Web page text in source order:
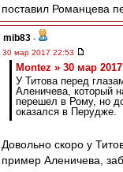
поставил Романцева
mib83 -
30 мар 2017 22:53
Montez » 30 мар
У Титова перед
Аленичева, который
перешел в Рому, но
оказался в Перудже.
Довольно скоро у
пример Аленичева,